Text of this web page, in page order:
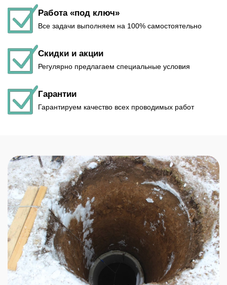
Работа «под ключ»
Все задачи выполняем на 100% самостоятельно
Скидки и акции
Регулярно предлагаем специальные условия
Гарантии
Гарантируем качество всех проводимых работ